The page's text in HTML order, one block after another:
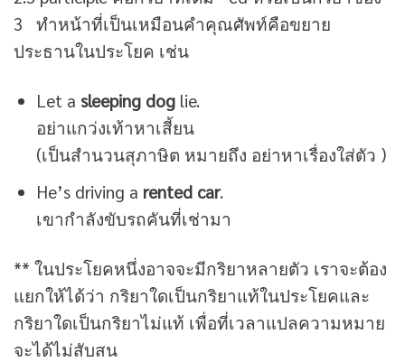
3 ทำหน้าที่เป็นเหมือนคำคุณศัพท์คือขยาย
ประธานในประโยค เช่น
Let a sleeping doglie.
อย่าแกว่งเท้าหาเสี้ยน
(เป็นสำนวนสุภาษิต หมายถึง อย่าหาเรื่องใส่ตัว )
He’s driving a rented car.
เขากำลังขับรถคันที่เช่ามา
** ในประโยคหนึ่งอาจจะมีกริยาหลายตัว เราจะต้อง
แยกให้ได้ว่า กริยาใดเป็นกริยาแท้ในประโยคและ
กริยาใดเป็นกริยาไม่แท้ เพื่อที่เวลาแปลความหมาย
จะได้ไม่สับสน